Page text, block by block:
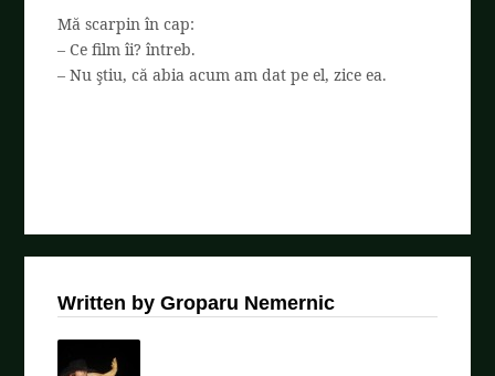
Mă scarpin în cap:
– Ce film îi? întreb.
– Nu ştiu, că abia acum am dat pe el, zice ea.
Written by Groparu Nemernic